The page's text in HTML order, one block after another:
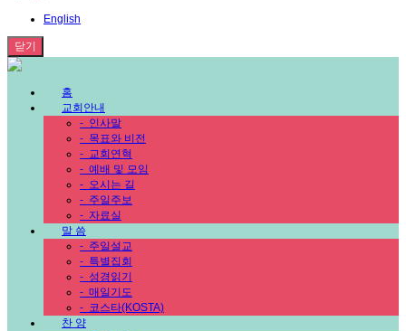
English
닫기
홈
교회안내
- 인사말
- 목표와 비전
- 교회연혁
- 예배 및 모임
- 오시는 길
- 주일주보
- 자료실
말 씀
- 주일설교
- 특별집회
- 성경읽기
- 매일기도
- 코스타(KOSTA)
찬 양